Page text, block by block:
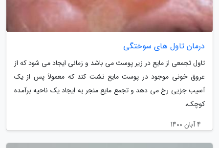
درمان تاول های سوختگی
تاول تجمعی از مایع در زیر پوست می باشد و زمانی ایجاد می شود که از
عروق خونی موجود در پوست مایع نشت کند که معمولاً پس از یک
آسیب جزیی رخ می دهد و تجمع مایع منجر به ایجاد یک ناحیه برآمده
کوچک،
4 آبان 1400